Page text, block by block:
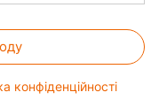
конфіденційності